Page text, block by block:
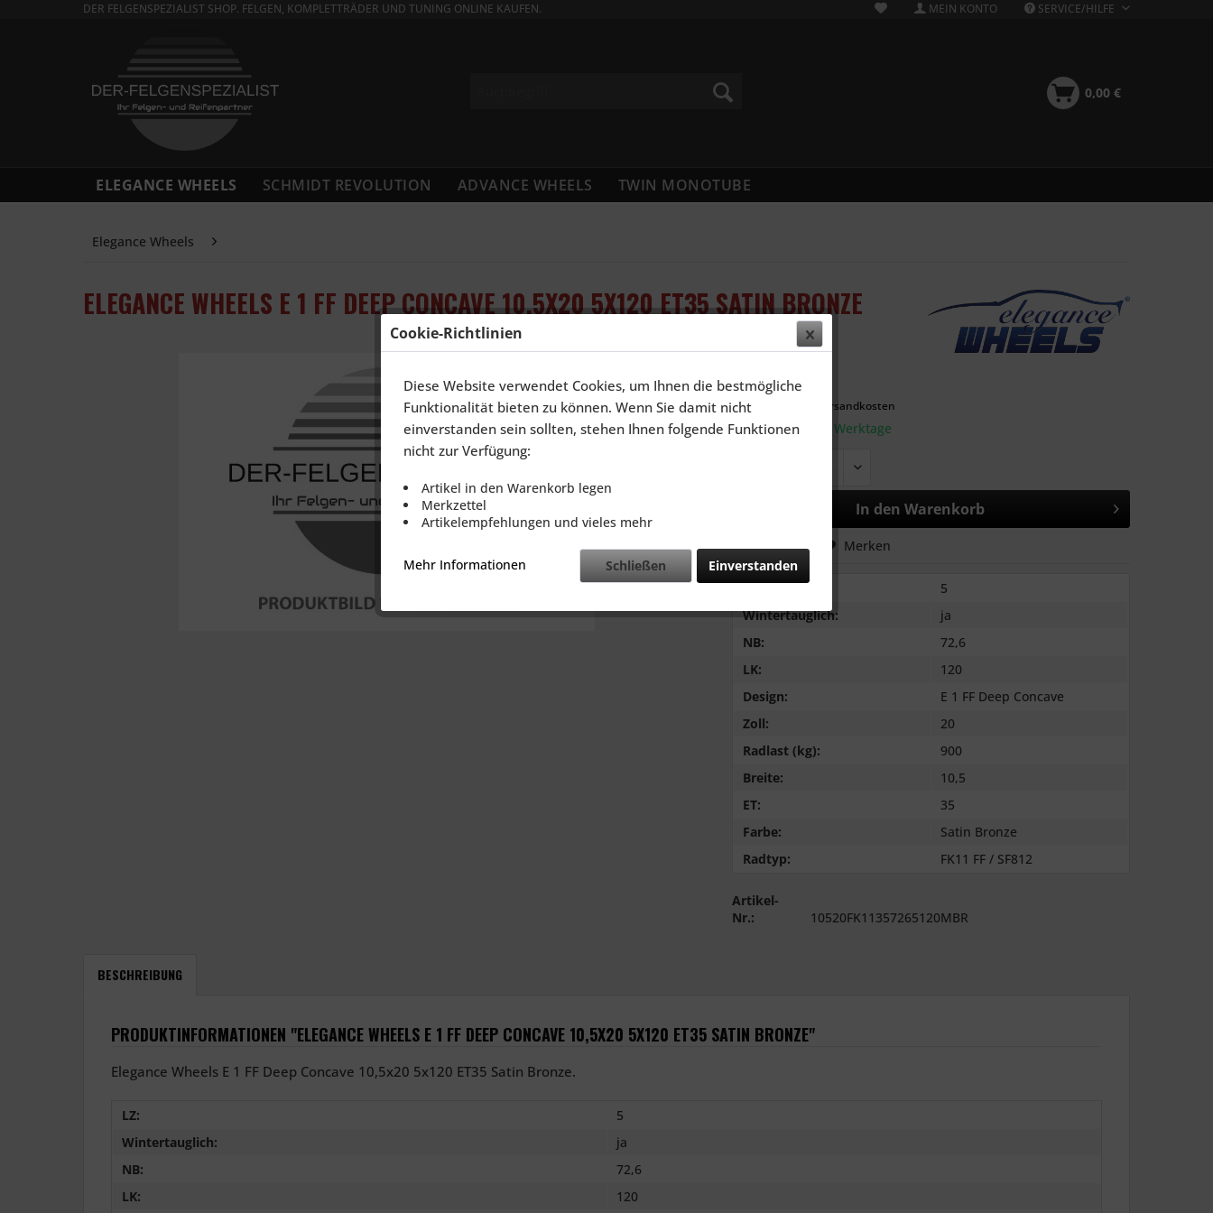
DER FELGENSPEZIALIST SHOP. FELGEN, KOMPLETTRÄDER UND TUNING ONLINE KAUFEN. MEIN KONTO SERVICE/HILFE
0,00 €
ELEGANCE WHEELS SCHMIDT REVOLUTION ADVANCE WHEELS TWIN MONOTUBE
Elegance Wheels
ELEGANCE WHEELS E 1 FF DEEP CONCAVE 10,5X20 5X120 ET35 SATIN BRONZE
Inhalt:1 Stück
inkl. MwSt.
zzgl. Versandkosten
Lieferzeit: 2-3 Werktage
In den Warenkorb
Vergleichen Merken
LZ:
5
Wintertauglich:
ja
NB:
72,6
LK:
120
Design:
E 1 FF Deep Concave
Zoll:
20
Radlast (kg):
900
Breite:
10,5
ET:
35
Farbe:
Satin Bronze
Radtyp:
FK11 FF / SF812
Artikel-
Nr.:
10520FK11357265120MBR
BESCHREIBUNG
PRODUKTINFORMATIONEN "ELEGANCE WHEELS E 1 FF DEEP CONCAVE 10,5X20 5X120 ET35 SATIN BRONZE"
Elegance Wheels E 1 FF Deep Concave 10,5x20 5x120 ET35 Satin Bronze.
LZ:
5
Wintertauglich:
ja
NB:
72,6
LK:
120
Cookie-Richtlinien
Diese Website verwendet Cookies, um Ihnen die bestmögliche
Funktionalität bieten zu können. Wenn Sie damit nicht
einverstanden sein sollten, stehen Ihnen folgende Funktionen
nicht zur Verfügung:
Artikel in den Warenkorb legen
Merkzettel
Artikelempfehlungen und vieles mehr
Mehr Informationen Einverstanden
Schließen